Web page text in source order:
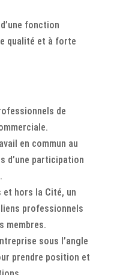
fonction
qualité et à forte
de
en commun au
d’une participation
et hors la Cité, un
professionnels
membres.
sous l’angle
prendre position et